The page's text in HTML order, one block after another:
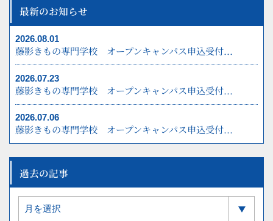
プライバシーポリシー
最新のお知らせ
2026.08.01
藤影きもの専門学校 オープンキャンパス申込受付...
2026.07.23
藤影きもの専門学校 オープンキャンパス申込受付...
2026.07.06
藤影きもの専門学校 オープンキャンパス申込受付...
過去の記事